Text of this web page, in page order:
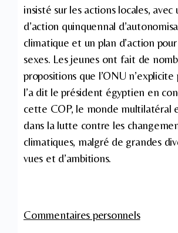
insisté sur les actions locales, avec
d’action quinquennal
climatique et un plan d’action
sexes. Les jeunes ont fait de
propositions que l’ONU n’explicite
l’a dit le président égyptien en
cette COP, le monde multilatéral
dans la lutte contre les
climatiques, malgré de grandes
vues et d’ambitions.
Commentaires personnels